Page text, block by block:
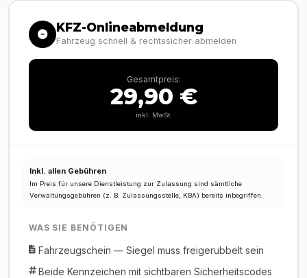
KFZ-Onlineabmeldung
Fahrzeug schnell & rechtssicher abmelden
Gesamtpreis:
29,90 €
inkl. MwSt.
Inkl. allen Gebühren
Im Preis für unsere Dienstleistung zur Zulassung sind sämtliche
Verwaltungsgebühren (z. B. Zulassungsstelle, KBA) bereits inbegriffen.
WAS SIE BENÖTIGEN
Fahrzeugschein — Siegel muss freigerubbelt sein
Beide Kennzeichen mit sichtbaren Sicherheitscodes